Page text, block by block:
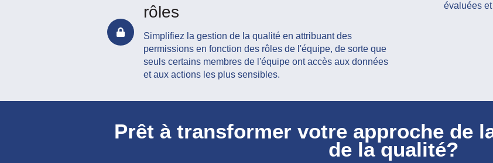
rôles
Simplifiez la gestion de la qualité en attribuant des
permissions en fonction des rôles de l'équipe, de sorte que
seuls certains membres de l'équipe ont accès aux données
et aux actions les plus sensibles.
évaluées
Prêt à transformer votre
de la qualité?